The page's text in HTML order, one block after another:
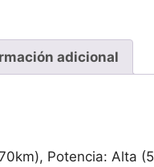
adicional
Potencia: Alta